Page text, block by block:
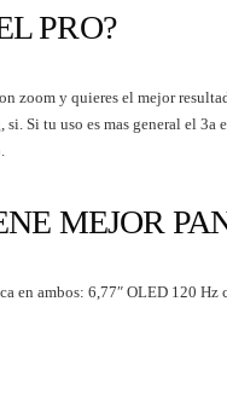
PRO?
zoom y quieres el mejor
Si tu uso es mas general el 3a
MEJOR
en ambos: 6,77″ OLED 120 Hz